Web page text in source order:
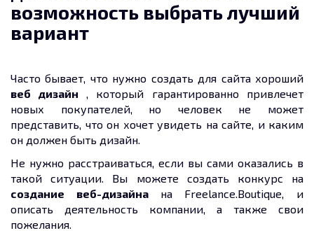
возможность выбрать лучший
вариант
Часто бывает, что нужно создать для сайта хороший
веб дизайн , который гарантированно привлечет
новых покупателей, но человек не может
представить, что он хочет увидеть на сайте, и каким
он должен быть дизайн.
Не нужно расстраиваться, если вы сами оказались в
такой ситуации. Вы можете создать конкурс на
создание веб-дизайна на Freelance.Boutique, и
описать деятельность компании, а также свои
пожелания.